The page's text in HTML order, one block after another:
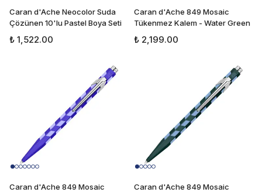
Caran d'Ache Neocolor Suda
Çözünen 10'lu Pastel Boya Seti
₺ 1,522.00
Caran d'Ache 849 Mosaic
Tükenmez Kalem - Water Green
₺ 2,199.00
Caran d'Ache 849 Mosaic
Caran d'Ache 849 Mosaic